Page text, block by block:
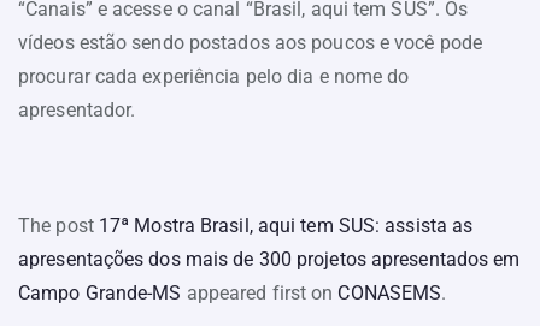
“Canais” e acesse o canal “Brasil, aqui tem SUS”. Os
vídeos estão sendo postados aos poucos e você pode
procurar cada experiência pelo dia e nome do
apresentador.
The post 17ª Mostra Brasil, aqui tem SUS: assista as
apresentações dos mais de 300 projetos apresentados em
Campo Grande-MS appeared first on CONASEMS.